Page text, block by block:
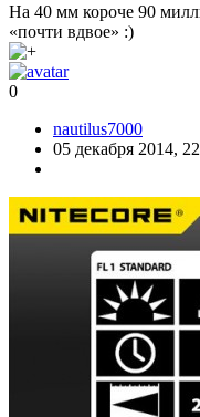
На 40 мм короче 90
«почти вдвое» :)
0
nautilus7000
05 декабря 2014,